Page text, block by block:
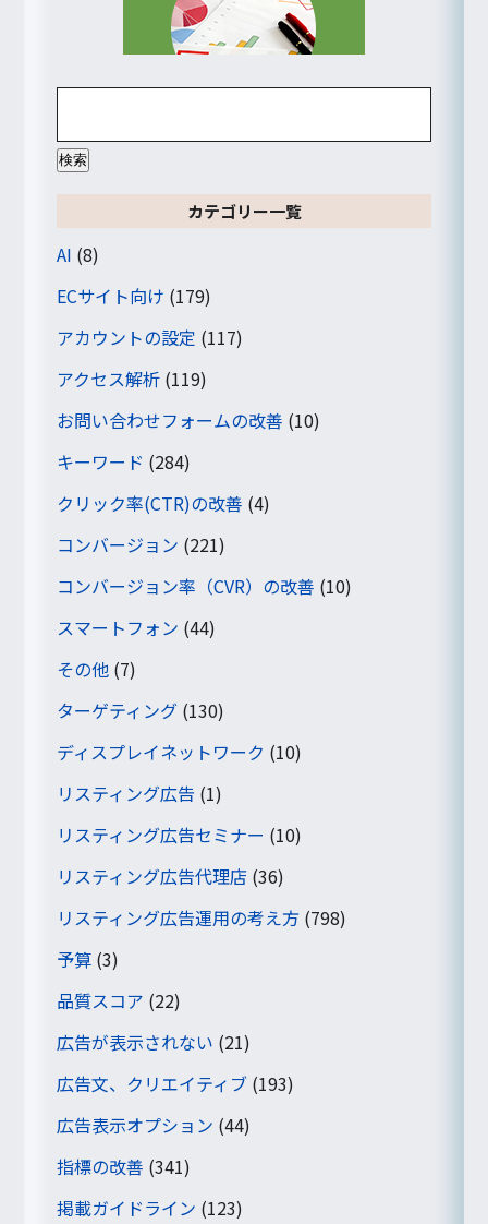
カテゴリー一覧
AI (8)
ECサイト向け (179)
アカウントの設定 (117)
アクセス解析 (119)
お問い合わせフォームの改善 (10)
キーワード (284)
クリック率(CTR)の改善 (4)
コンバージョン (221)
コンバージョン率（CVR）の改善 (10)
スマートフォン (44)
その他 (7)
ターゲティング (130)
ディスプレイネットワーク (10)
リスティング広告 (1)
リスティング広告セミナー (10)
リスティング広告代理店 (36)
リスティング広告運用の考え方 (798)
予算 (3)
品質スコア (22)
広告が表示されない (21)
広告文、クリエイティブ (193)
広告表示オプション (44)
指標の改善 (341)
掲載ガイドライン (123)